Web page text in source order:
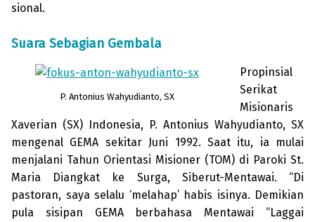
sional.
Suara Sebagian Gembala
P. Antonius Wahyudianto, SX
Propinsial
Serikat
Misio­naris
Xa­verian (SX) Indonesia, P. Antonius Wahyudianto, SX
mengenal GE­MA sekitar Juni 1992. Saat itu, ia mulai
menjalani Tahun Orientasi Misioner (TOM) di Paroki St.
Maria Diangkat ke Surga, Siberut-Mentawai. “Di
pastoran, saya se­lalu ‘melahap’ habis isinya. Demi­kian
pula sisipan GEMA berbahasa Men­tawai “Laggai